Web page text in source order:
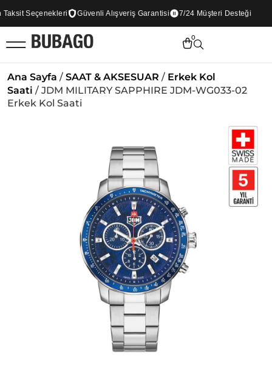
Seçenekleri Güvenli Alışveriş Garantisi 7/24 Müşteri Desteği
0
Ana Sayfa / SAAT & AKSESUAR / Erkek Kol
Saati / JDM MILITARY SAPPHIRE JDM-WG033-02
Erkek Kol Saati